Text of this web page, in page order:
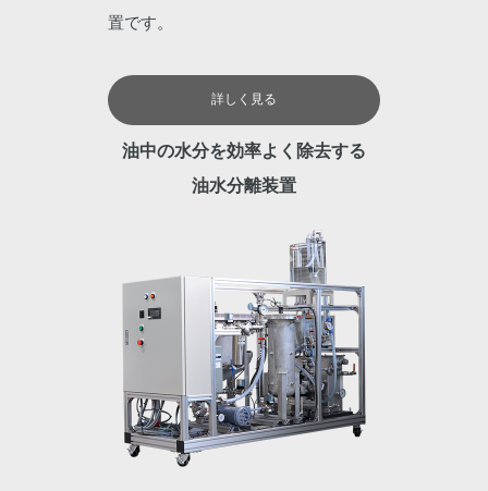
置です。
詳しく見る
油中の水分を効率よく除去する
油水分離装置